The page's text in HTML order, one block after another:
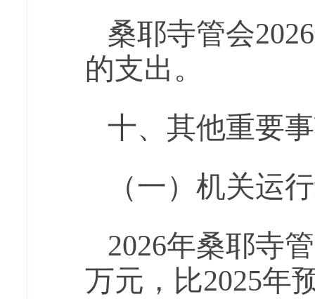
桑耶寺管会2026
的支出。
十、 其他重要
（一）机关运
2026年桑耶寺
万元，比2025年